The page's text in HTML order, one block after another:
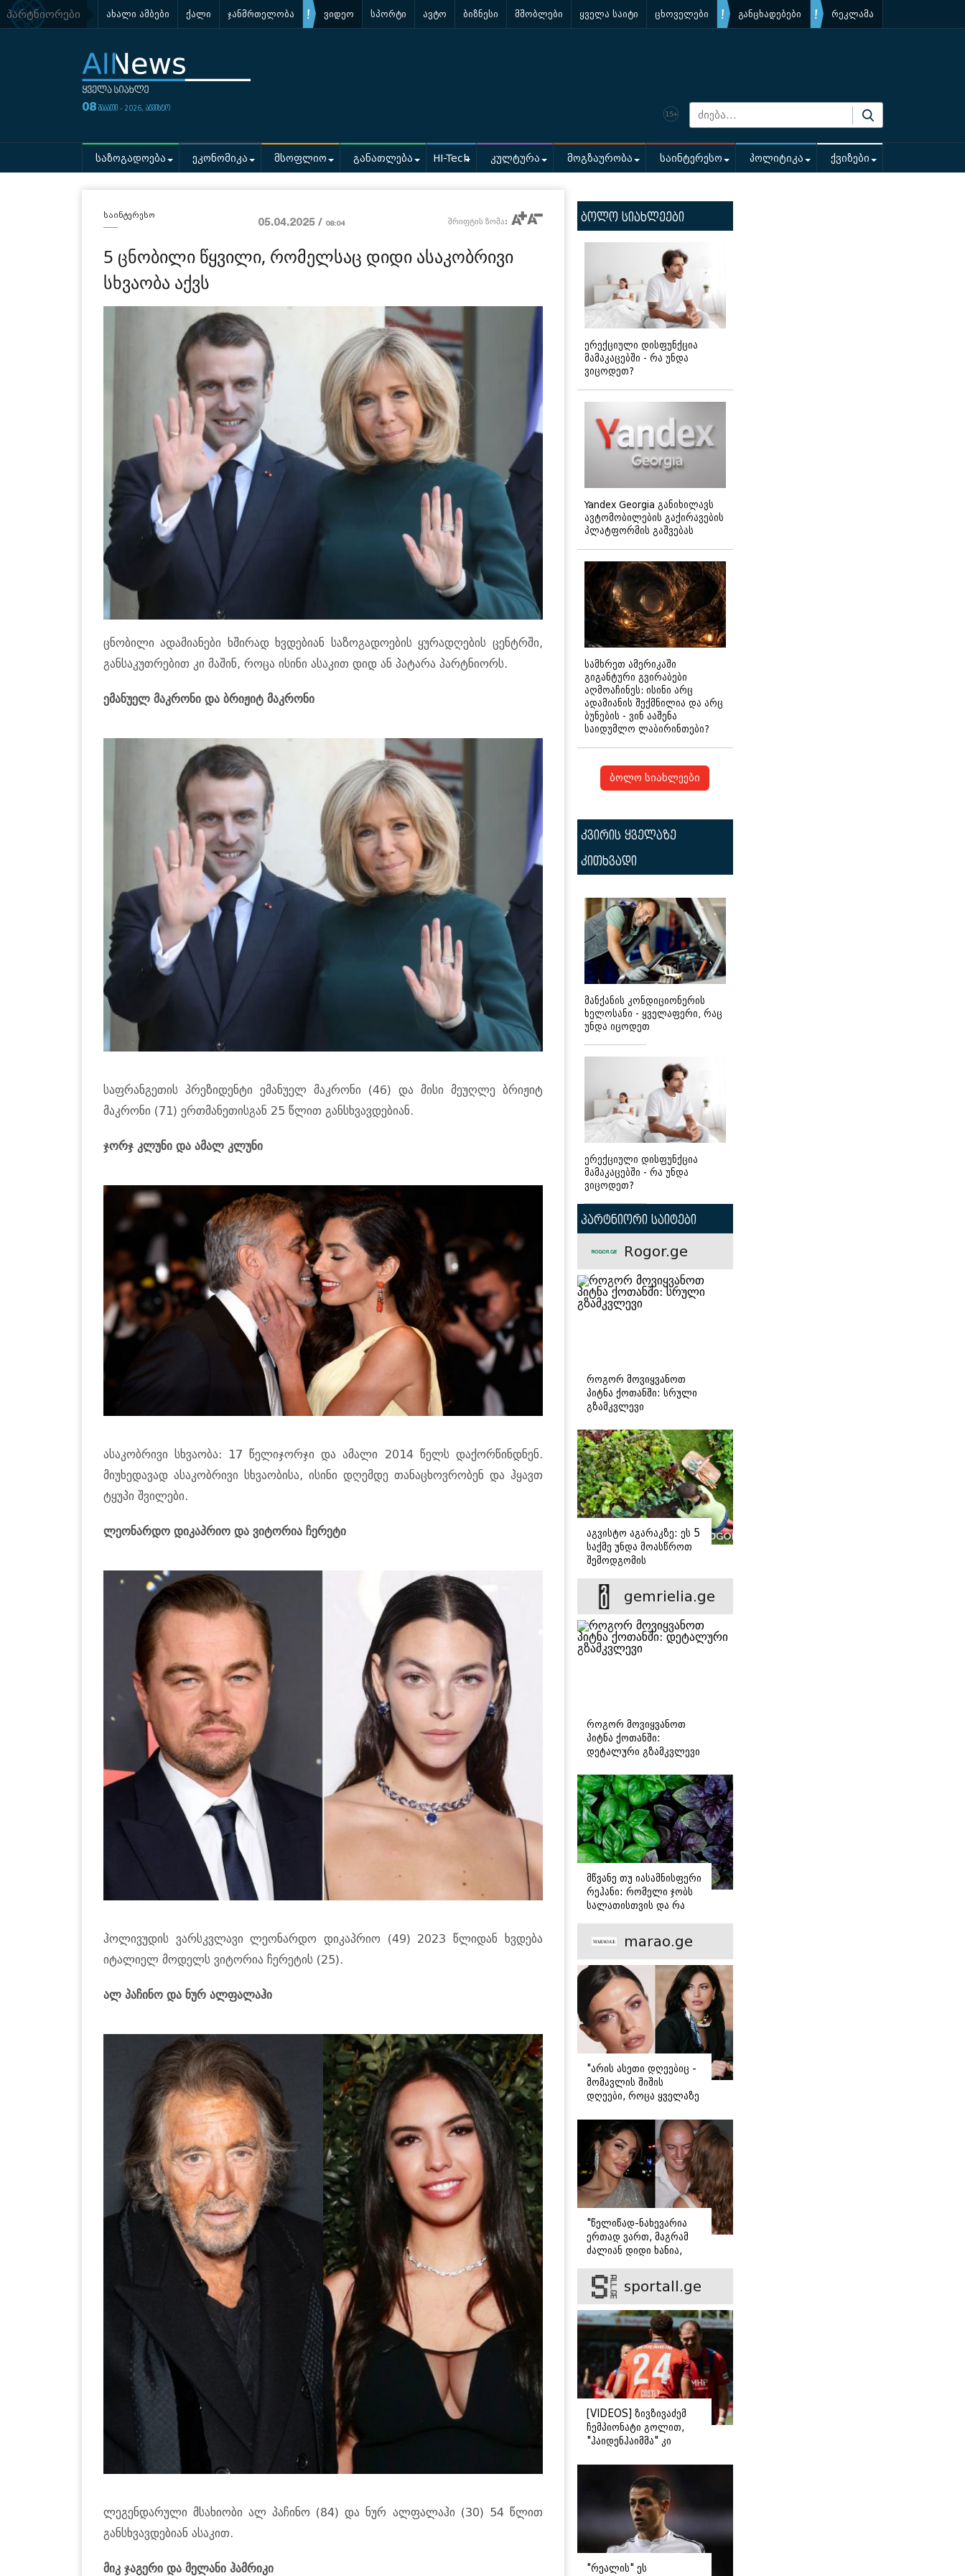
პარტნიორები ახალი ამბები ქალი ჯანმრთელობა ვიდეო სპორტი ავტო ბიზნესი მშობლები ყველა საიტი ცხოველები განცხადებები რეკლამა
08 შაბათი - 2026, აგვისტო
საზოგადოება ეკონომიკა მსოფლიო განათლება HI-Tech კულტურა მოგზაურობა საინტერესო პოლიტიკა ქვიზები
საინტერესო
05.04.2025 / 08:04 შრიფტის ზომა:
5 ცნობილი წყვილი, რომელსაც დიდი ასაკობრივი
სხვაობა აქვს
ცნობილი ადამიანები ხშირად ხვდებიან საზოგადოების ყურადღების ცენტრში,
განსაკუთრებით კი მაშინ, როცა ისინი ასაკით დიდ ან პატარა პარტნიორს.
ემანუელ მაკრონი და ბრიჟიტ მაკრონი
საფრანგეთის პრეზიდენტი ემანუელ მაკრონი (46) და მისი მეუღლე ბრიჟიტ
მაკრონი (71) ერთმანეთისგან 25 წლით განსხვავდებიან.
ჯორჯ კლუნი და ამალ კლუნი
ასაკობრივი სხვაობა: 17 წელიჯორჯი და ამალი 2014 წელს დაქორწინდნენ.
მიუხედავად ასაკობრივი სხვაობისა, ისინი დღემდე თანაცხოვრობენ და ჰყავთ
ტყუპი შვილები.
ლეონარდო დიკაპრიო და ვიტორია ჩერეტი
ჰოლივუდის ვარსკვლავი ლეონარდო დიკაპრიო (49) 2023 წლიდან ხვდება
იტალიელ მოდელს ვიტორია ჩერეტის (25).
ალ პაჩინო და ნურ ალფალაჰი
ლეგენდარული მსახიობი ალ პაჩინო (84) და ნურ ალფალაჰი (30) 54 წლით
განსხვავდებიან ასაკით.
მიკ ჯაგერი და მელანი ჰამრიკი
ბოლო სიახლეები
ერექციული დისფუნქცია
მამაკაცებში - რა უნდა
ვიცოდეთ?
Yandex Georgia განიხილავს
ავტომობილების გაქირავების
პლატფორმის გაშვებას
სამხრეთ ამერიკაში
გიგანტური გვირაბები
აღმოაჩინეს: ისინი არც
ადამიანის შექმნილია და არც
ბუნების - ვინ ააშენა
საიდუმლო ლაბირინთები?
ბოლო სიახლეები
კვირის ყველაზე
კითხვადი
მანქანის კონდიციონერის
ხელოსანი - ყველაფერი, რაც
უნდა იცოდეთ
ერექციული დისფუნქცია
მამაკაცებში - რა უნდა
ვიცოდეთ?
პარტნიორი საიტები
Rogor.ge
როგორ მოვიყვანოთ
პიტნა ქოთანში: სრული
გზამკვლევი
აგვისტო აგარაკზე: ეს 5
საქმე უნდა მოასწროთ
შემოდგომის
gemrielia.ge
როგორ მოვიყვანოთ
პიტნა ქოთანში:
დეტალური გზამკვლევი
მწვანე თუ იასამნისფერი
რეჰანი: რომელი ჯობს
სალათისთვის და რა
marao.ge
"არის ასეთი დღეებიც -
მომავლის შიშის
დღეები, როცა ყველაზე
- ირინა ონაშვილის
წერილი
"წელიწად-ნახევარია
ერთად ვართ, მაგრამ
ძალიან დიდი ხანია,
ბარბაქაძის რჩეული და
როგორია მისი
სიყვარულის ამბავი
sportall.ge
[VIDEOS] ზივზივაძემ
ჩემპიონატი გოლით,
"ჰაიდენჰაიმმა" კი
"რეალის" ეს